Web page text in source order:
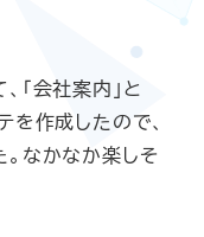
「会社案内」と
を作成したので、
なかなか楽しそ